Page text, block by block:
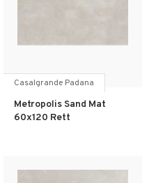
Casalgrande Padana
Metropolis Sand Mat
60x120 Rett